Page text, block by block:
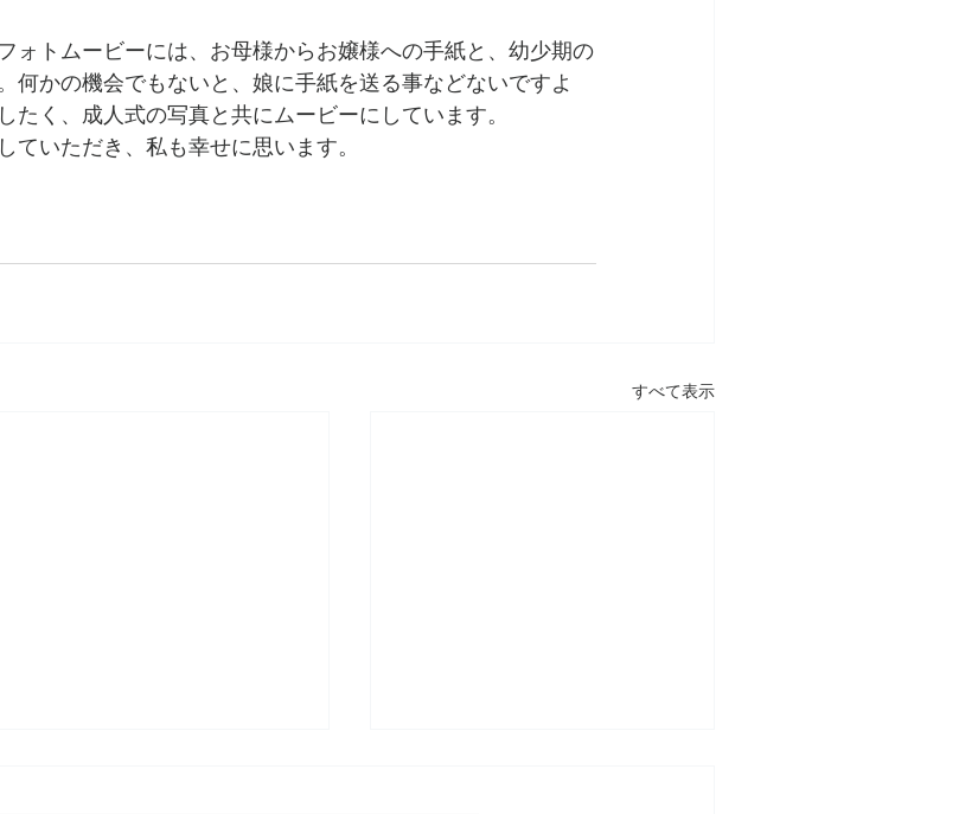
ォトムービーには、お母様からお嬢様への手紙と、幼少期の
何かの機会でもないと、娘に手紙を送る事などないですよ
く、成人式の写真と共にムービーにしています。
ていただき、私も幸せに思います。
すべて表示